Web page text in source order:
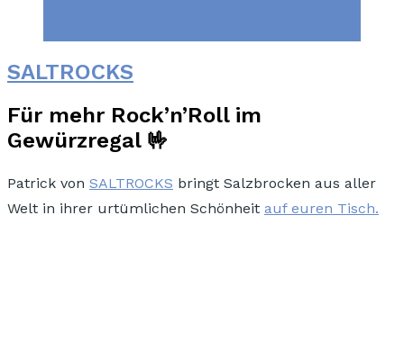
SALTROCKS
Für mehr Rock’n’Roll im
Gewürzregal 🤟
Patrick von SALTROCKS bringt Salzbrocken aus aller
Welt in ihrer urtümlichen Schönheit auf euren Tisch.